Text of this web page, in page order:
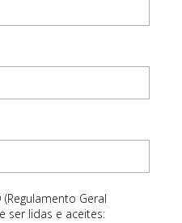
(Regulamento Geral
ser lidas e aceites: